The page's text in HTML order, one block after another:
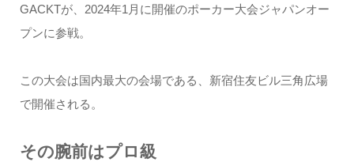
GACKTが、2024年1月に開催のポーカー大会ジャパンオー
プンに参戦。
この大会は国内最大の会場である、新宿住友ビル三角広場
で開催される。
その腕前はプロ級